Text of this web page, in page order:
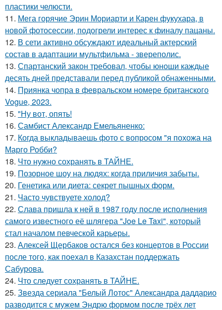
пластики челюсти.
11. Мега горячие Эрин Мориарти и Карен фукухара, в
новой фотосессии, подогрели интерес к финалу пацаны.
12. В сети активно обсуждают идеальный актерский
состав в адаптации мультфильма - звереполис.
13. Спартанский закон требовал, чтобы юноши каждые
десять дней представали перед публикой обнаженными.
14. Приянка чопра в февральском номере британского
Vogue, 2023.
15. "Ну вот, опять!
16. Самбист Александр Емельяненко:
17. Когда выкладываешь фото с вопросом "я похожа на
Марго Робби?
18. Что нужно сохранять в ТАЙНЕ.
19. Позорное шоу на людях: когда приличия забыты.
20. Генетика или диета: секрет пышных форм.
21. Часто чувствуете холод?
22. Слава пришла к ней в 1987 году после исполнения
самого известного её шлягера "Joe Le Taxi", который
стал началом певческой карьеры.
23. Алексей Щербаков остался без концертов в России
после того, как поехал в Казахстан поддержать
Сабурова.
24. Что следует сохранять в ТАЙНЕ.
25. Звезда сериала "Белый Лотос" Александра даддарио
разводится с мужем Эндрю формом после трёх лет